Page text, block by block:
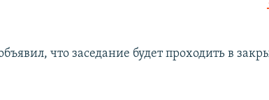
что заседание будет проходить в